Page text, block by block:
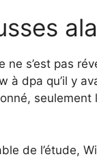
ne s’est pas
à dpa qu’il y
de l’étude,